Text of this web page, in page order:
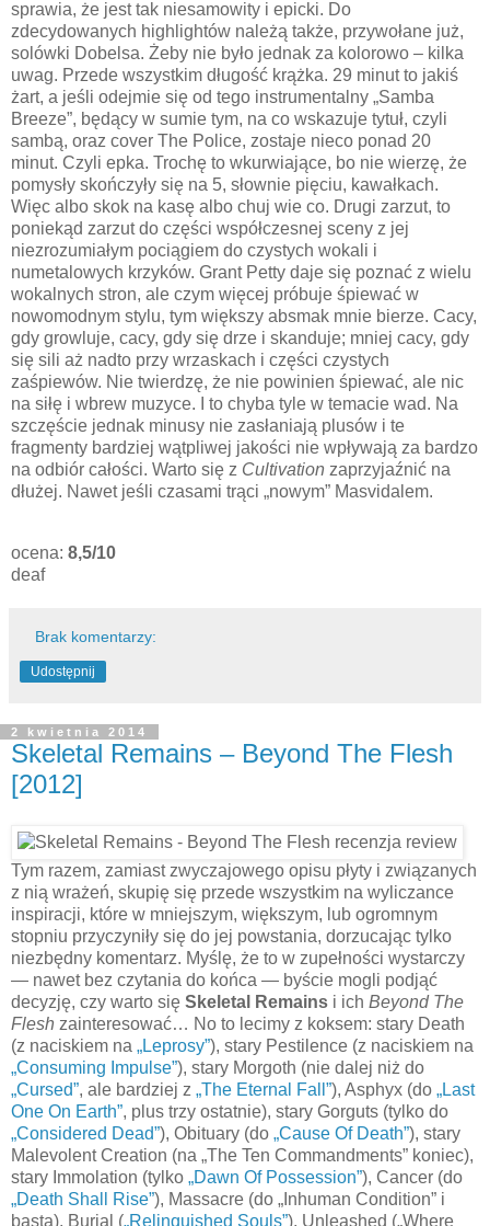
sprawia, że jest tak niesamowity i epicki. Do
zdecydowanych highlightów należą także, przywołane już,
solówki Dobelsa. Żeby nie było jednak za kolorowo – kilka
uwag. Przede wszystkim długość krążka. 29 minut to jakiś
żart, a jeśli odejmie się od tego instrumentalny „Samba
Breeze”, będący w sumie tym, na co wskazuje tytuł, czyli
sambą, oraz cover The Police, zostaje nieco ponad 20
minut. Czyli epka. Trochę to wkurwiające, bo nie wierzę, że
pomysły skończyły się na 5, słownie pięciu, kawałkach.
Więc albo skok na kasę albo chuj wie co. Drugi zarzut, to
poniekąd zarzut do części współczesnej sceny z jej
niezrozumiałym pociągiem do czystych wokali i
numetalowych krzyków. Grant Petty daje się poznać z wielu
wokalnych stron, ale czym więcej próbuje śpiewać w
nowomodnym stylu, tym większy absmak mnie bierze. Cacy,
gdy growluje, cacy, gdy się drze i skanduje; mniej cacy, gdy
się sili aż nadto przy wrzaskach i części czystych
zaśpiewów. Nie twierdzę, że nie powinien śpiewać, ale nic
na siłę i wbrew muzyce. I to chyba tyle w temacie wad. Na
szczęście jednak minusy nie zasłaniają plusów i te
fragmenty bardziej wątpliwej jakości nie wpływają za bardzo
na odbiór całości. Warto się z Cultivation zaprzyjaźnić na
dłużej. Nawet jeśli czasami trąci „nowym” Masvidalem.
ocena: 8,5/10
deaf
Brak komentarzy:
Udostępnij
2 kwietnia 2014
Skeletal Remains – Beyond The Flesh
[2012]
Tym razem, zamiast zwyczajowego opisu płyty i związanych
z nią wrażeń, skupię się przede wszystkim na wyliczance
inspiracji, które w mniejszym, większym, lub ogromnym
stopniu przyczyniły się do jej powstania, dorzucając tylko
niezbędny komentarz. Myślę, że to w zupełności wystarczy
— nawet bez czytania do końca — byście mogli podjąć
decyzję, czy warto się Skeletal Remains i ich Beyond The
Flesh zainteresować… No to lecimy z koksem: stary Death
(z naciskiem na „Leprosy”), stary Pestilence (z naciskiem na
„Consuming Impulse”), stary Morgoth (nie dalej niż do
„Cursed”, ale bardziej z „The Eternal Fall”), Asphyx (do „Last
One On Earth”, plus trzy ostatnie), stary Gorguts (tylko do
„Considered Dead”), Obituary (do „Cause Of Death”), stary
Malevolent Creation (na „The Ten Commandments” koniec),
stary Immolation (tylko „Dawn Of Possession”), Cancer (do
„Death Shall Rise”), Massacre (do „Inhuman Condition” i
basta), Burial („Relinquished Souls”), Unleashed („Where